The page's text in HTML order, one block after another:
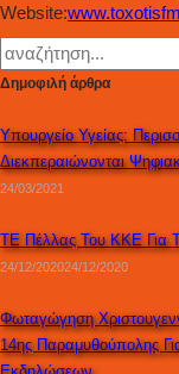
Website:
Δημοφιλή άρθρα
Υπουργείο Υγείας:
Διεκπεραιώνονται
24/03/2021
ΤΕ Πέλλας Του ΚΚΕ Για
24/12/202024/12/2020
Φωταγώγηση
14ης Παραμυθούπολης